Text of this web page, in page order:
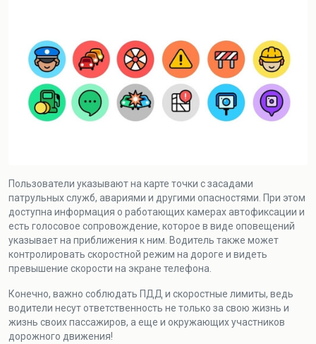
Пользователи указывают на карте точки с засадами
патрульных служб, авариями и другими опасностями. При этом
доступна информация о работающих камерах автофиксации и
есть голосовое сопровождение, которое в виде оповещений
указывает на приближения к ним. Водитель также может
контролировать скоростной режим на дороге и видеть
превышение скорости на экране телефона.
Конечно, важно соблюдать ПДД и скоростные лимиты, ведь
водители несут ответственность не только за свою жизнь и
жизнь своих пассажиров, а еще и окружающих участников
дорожного движения!